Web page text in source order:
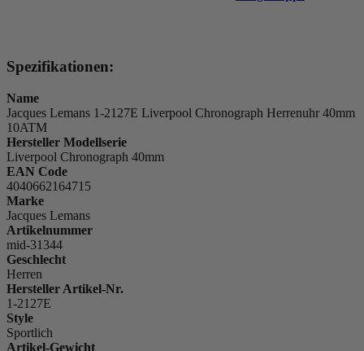
Spezifikationen:
Name
Jacques Lemans 1-2127E Liverpool Chronograph Herrenuhr 40mm
10ATM
Hersteller Modellserie
Liverpool Chronograph 40mm
EAN Code
4040662164715
Marke
Jacques Lemans
Artikelnummer
mid-31344
Geschlecht
Herren
Hersteller Artikel-Nr.
1-2127E
Style
Sportlich
Artikel-Gewicht